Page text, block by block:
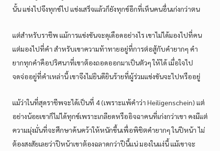
นั้น แข่งไปจึงทุกข์ไป แข่งเสร็จแล้วก็ยังทุกข์อีกที่เห็นคนอื่นเก่งกว่าตน
แต่สำหรับราชีพ แม้การแข่งขันจะดุเดือดอย่างไร เขาไม่ได้มองไปที่คน
แต่มองไปที่คำ สำหรับเขาความท้าทายอยู่ที่การต่อสู้กับคำยากๆ คำ
ยากทุกคำคือปริศนาที่เขาต้องถอดออกมาเป็นตัวๆ ให้ได้ เมื่อใจไป
จดจ่ออยู่ที่คำเหล่านี้ เขาจึงไม่ยินดียินร้ายที่ผู้ร่วมแข่งขันจะไปหรืออยู่
แม้ว่าในที่สุดราชีพจะได้เป็นที่ 4 (เพราะแพ้คำว่า Heiligenschein) แต่
อย่างน้อยเขาก็ไม่ได้ทุกข์เพราะเกลียดหรืออิจฉาคนที่เก่งกว่าเขา คงมีแต่
ความมุ่งมั่นที่จะศึกษาค้นคว้าให้หนักขึ้นเพื่อพิชิตคำยากๆ ในปีหน้า ไม่
ต้องสงสัยเลยว่าปีหน้าเขาต้องฉลาดกว่าปีนี้แน่ มองในแง่นี้ แม้เขาจะ